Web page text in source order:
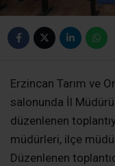
Erzincan Tarım ve
salonunda İl
düzenlenen
müdürleri, ilçe
Düzenlenen